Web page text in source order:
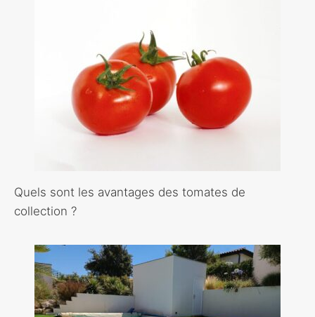
Quels sont les avantages des tomates de
collection ?